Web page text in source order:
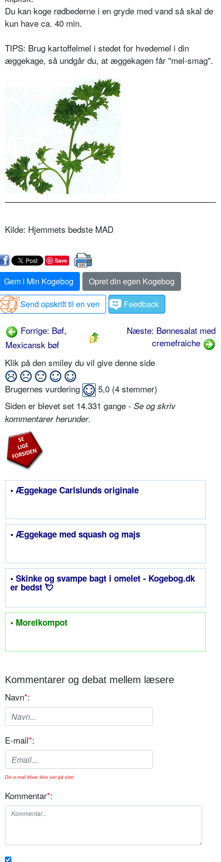
Du kan koge rødbederne i en gryde med vand så skal de
kun have ca. 40 min.
TIPS: Brug kartoffelmel i stedet for hvedemel i din
æggekage, så undgår du, at æggekagen får "mel-smag".
Kilde: Hjemmets bedste MAD
Save
Gem i Min Kogebog
Opret din egen Kogebog
Send opskrift til en ven
Feedback
Forrige: Bøf,
Mexicansk bøf
Næste: Bønnesalat med
cremefraiche
Klik på den smiley du vil give denne side
Brugernes vurdering 5,0 (4 stemmer)
Siden er blevet set 14.331 gange - Se og skriv
kommentarer herunder.
• Æggekage Carlslunds originale
• Æggekage med squash og majs
• Skinke og svampe bagt i omelet - Kogebog.dk
er bedst 💘
• Morelkompot
Kommentarer og debat mellem læsere
Navn*:
E-mail*:
Din e-mail bliver ikke vist på sitet.
Kommentar*: